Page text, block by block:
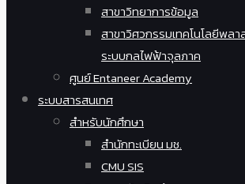
สาขาวิทยาการข้อมูล
สาขาวิศวกรรมเทคโนโลยีพลา
ระบบกลไฟฟ้าจุลภาค
ศูนย์ Entaneer Academy
ระบบสารสนเทศ
สำหรับนักศึกษา
สำนักทะเบียน มช.
CMU SIS